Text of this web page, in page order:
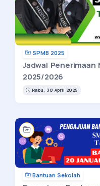
SPMB 2025
Jadwal Penerimaan
2025/2026
Rabu, 30 April 2025
Bantuan Sekolah